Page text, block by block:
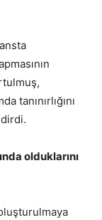
tanınırlığını
olduklarını